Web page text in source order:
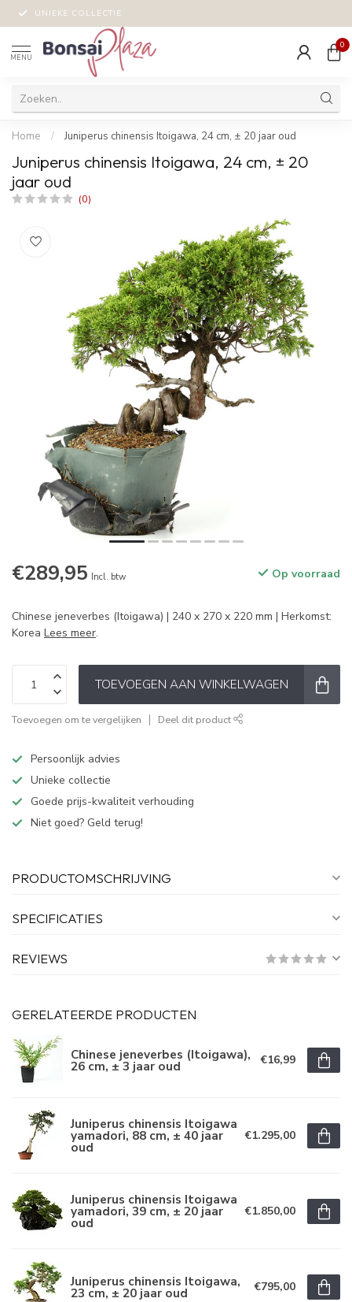
UNIEKE COLLECTIE
MENU
0
Home / Juniperus chinensis Itoigawa, 24 cm, ± 20 jaar oud
Juniperus chinensis Itoigawa, 24 cm, ± 20
jaar oud
(0)
€289,95 Incl. btw Op voorraad
Chinese jeneverbes (Itoigawa) | 240 x 270 x 220 mm | Herkomst:
Korea Lees meer.
TOEVOEGEN AAN WINKELWAGEN
Toevoegen om te vergelijken Deel dit product
Persoonlijk advies
Unieke collectie
Goede prijs-kwaliteit verhouding
Niet goed? Geld terug!
PRODUCTOMSCHRIJVING
SPECIFICATIES
REVIEWS
GERELATEERDE PRODUCTEN
Chinese jeneverbes (Itoigawa),
26 cm, ± 3 jaar oud €16,99
Juniperus chinensis Itoigawa
yamadori, 88 cm, ± 40 jaar
oud
€1.295,00
Juniperus chinensis Itoigawa
yamadori, 39 cm, ± 20 jaar
oud
€1.850,00
Juniperus chinensis Itoigawa,
23 cm, ± 20 jaar oud €795,00